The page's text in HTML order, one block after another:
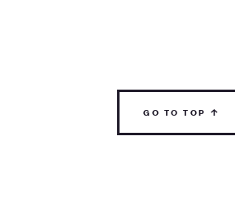
go to top ↑